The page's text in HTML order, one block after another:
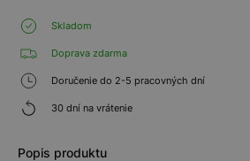
Skladom
Doprava zdarma
Doručenie do 2-5 pracovných dní
30 dní na vrátenie
Popis produktu